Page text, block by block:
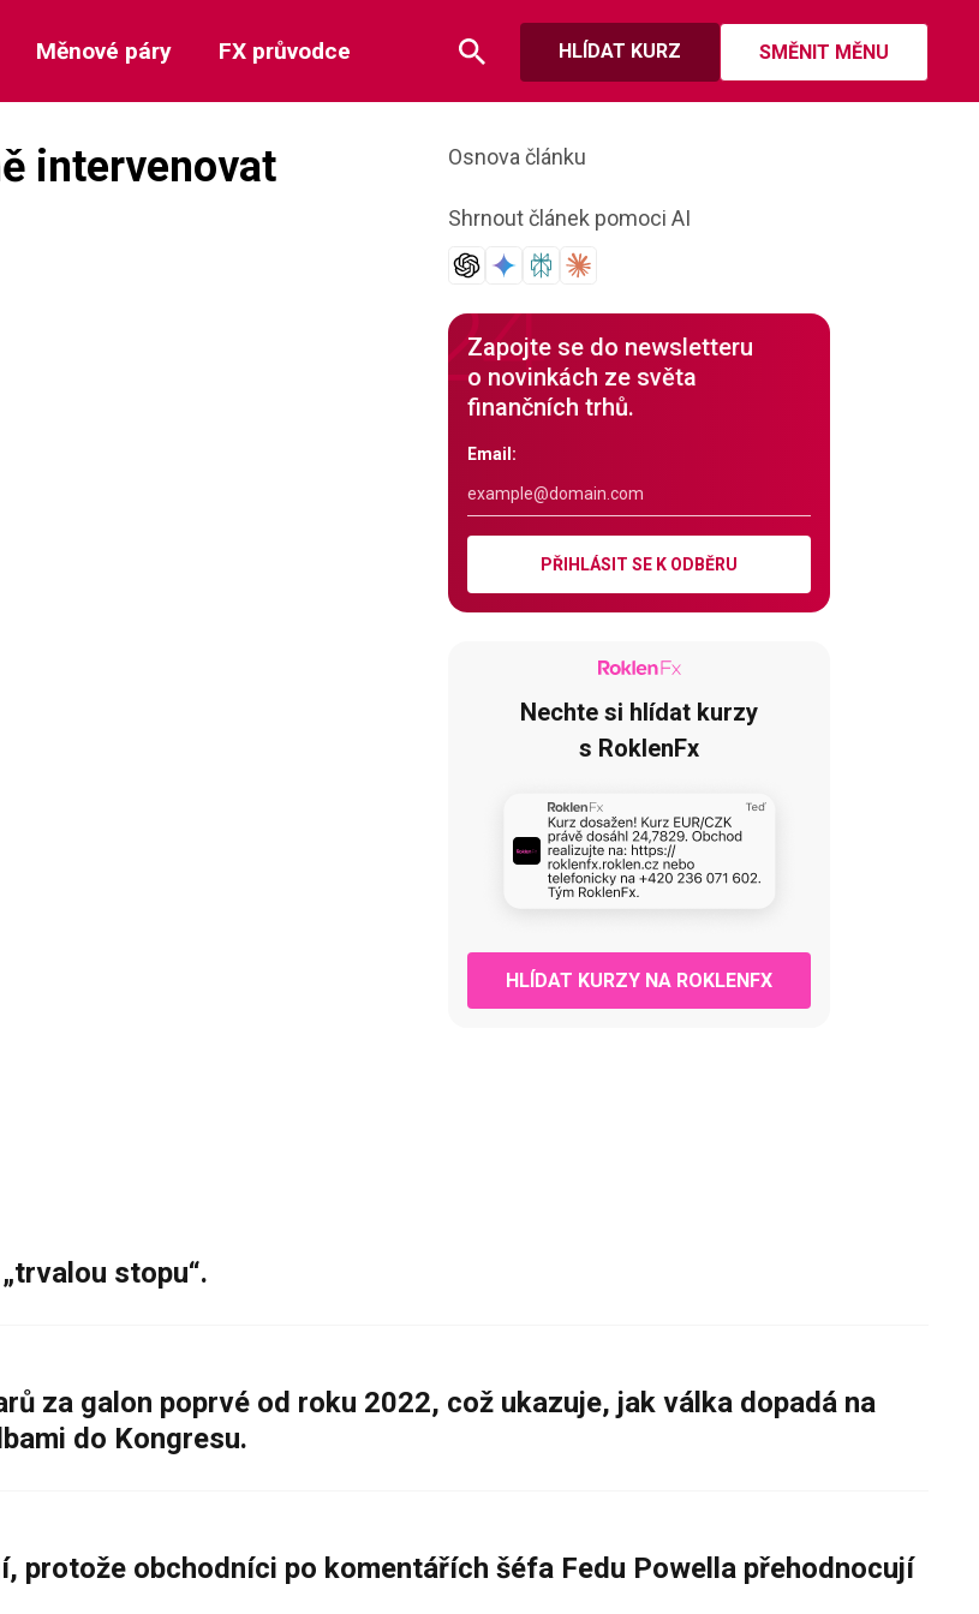
HLÍDAT KURZ SMĚNIT MĚNU
Měnové páry FX průvodce
intervenovat
Osnova článku
Shrnout článek pomoci AI
Zapojte se do newsletteru
o novinkách ze světa
finančních trhů.
Email:
PŘIHLÁSIT SE K ODBĚRU
Nechte si hlídat kurzy
s RoklenFx
HLÍDAT KURZY NA ROKLENFX
stopu“.
za galon poprvé od roku 2022, což ukazuje, jak válka dopadá na
do Kongresu.
protože obchodníci po komentářích šéfa Fedu Powella přehodnocují